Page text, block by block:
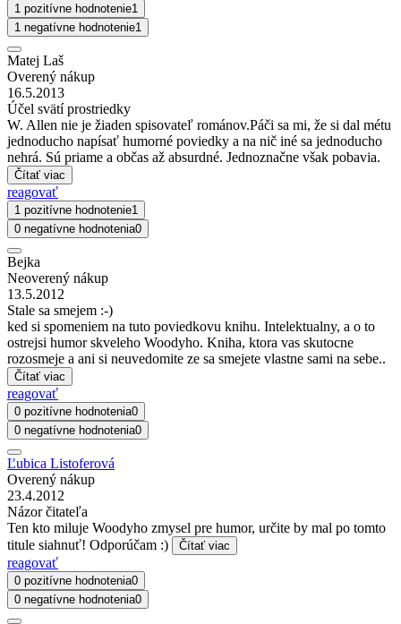
1 pozitívne hodnotenie1
1 negatívne hodnotenie1
Matej Laš
Overený nákup
16.5.2013
Účel svätí prostriedky
W. Allen nie je žiaden spisovateľ románov.Páči sa mi, že si dal métu
jednoducho napísať humorné poviedky a na nič iné sa jednoducho
nehrá. Sú priame a občas až absurdné. Jednoznačne však pobavia.
Čítať viac
reagovať
1 pozitívne hodnotenie1
0 negatívne hodnotenia0
Bejka
Neoverený nákup
13.5.2012
Stale sa smejem :-)
ked si spomeniem na tuto poviedkovu knihu. Intelektualny, a o to
ostrejsi humor skveleho Woodyho. Kniha, ktora vas skutocne
rozosmeje a ani si neuvedomite ze sa smejete vlastne sami na sebe..
Čítať viac
reagovať
0 pozitívne hodnotenia0
0 negatívne hodnotenia0
Ľubica Listoferová
Overený nákup
23.4.2012
Názor čitateľa
Ten kto miluje Woodyho zmysel pre humor, určite by mal po tomto
titule siahnuť! Odporúčam :)
Čítať viac
reagovať
0 pozitívne hodnotenia0
0 negatívne hodnotenia0